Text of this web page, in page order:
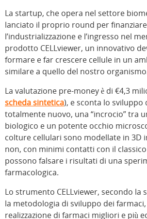
La startup, che opera nel settore
lanciato il proprio round per finanziare
l’industrializzazione e l’ingresso nel
prodotto CELLviewer, un innovativo
formare e far crescere cellule in un
similare a quello del nostro
La valutazione pre-money è di €4,3
scheda sintetica), e sconta lo
totalmente nuovo, una “incrocio” tra
biologico e un potente occhio
colture cellulari sono modellate in 3D
non, con minimi contatti con il classico
possono falsare i risultati di una
farmacologica.
Lo strumento CELLviewer, secondo la
la metodologia di sviluppo dei
realizzazione di farmaci migliori e più